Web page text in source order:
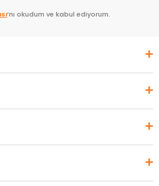
’nı okudum ve kabul ediyorum.